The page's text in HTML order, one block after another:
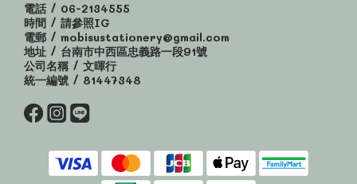
電話 / 06-2134555
時間 / 請參照IG
電郵 / mobisustationery@gmail.com
地址 / 台南市中西區忠義路一段91號
公司名稱 / 文暉行
統一編號 / 81447348